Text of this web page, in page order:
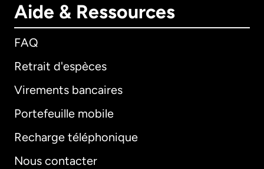
Aide & Ressources
FAQ
Retrait d'espèces
Virements bancaires
Portefeuille mobile
Recharge téléphonique
Nous contacter